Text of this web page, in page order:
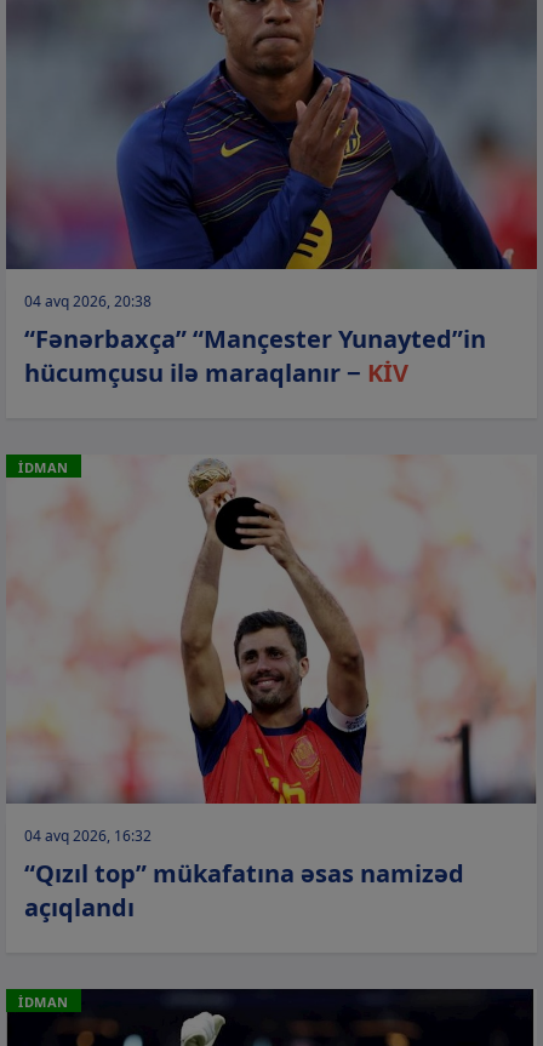
04 avq 2026, 20:38
“Fənərbaxça” “Mançester Yunayted”in
hücumçusu ilə maraqlanır − KİV
İDMAN
04 avq 2026, 16:32
“Qızıl top” mükafatına əsas namizəd
açıqlandı
İDMAN